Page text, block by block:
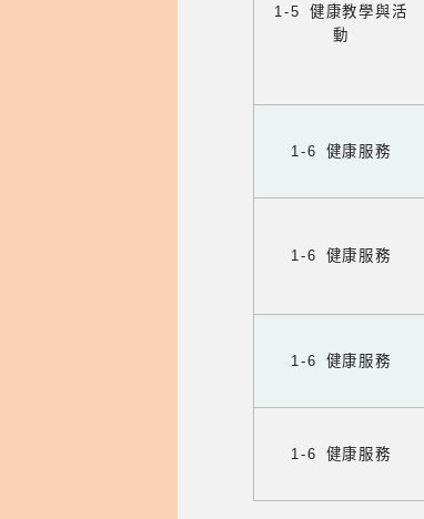
1-5 健康教學與活
動
1-6 健康服務
1-6 健康服務
1-6 健康服務
1-6 健康服務